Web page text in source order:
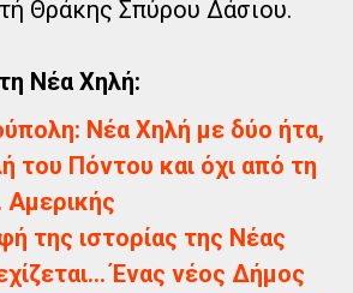
Θράκης Σπύρου Δάσιου.
Νέα Χηλή:
Νέα Χηλή με δύο ήτα,
του Πόντου και όχι από τη
Αμερικής
της ιστορίας της Νέας
Ένας νέος Δήμος